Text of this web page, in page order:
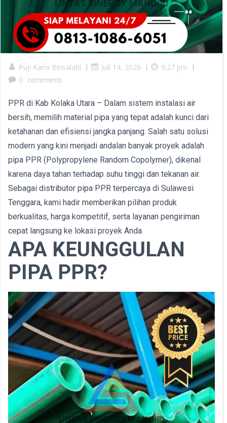
Puji Kami Birisalatil | Juli 14, 2026 | 9:27 pm
|
0
comments
PPR di Kab Kolaka Utara – Dalam sistem instalasi air
bersih, memilih material pipa yang tepat adalah kunci dari
ketahanan dan efisiensi jangka panjang. Salah satu solusi
modern yang kini menjadi andalan banyak proyek adalah
pipa PPR (Polypropylene Random Copolymer), dikenal
karena daya tahan terhadap suhu tinggi dan tekanan air.
Sebagai distributor pipa PPR terpercaya di Sulawesi
Tenggara, kami hadir memberikan pilihan produk
berkualitas, harga kompetitif, serta layanan pengiriman
cepat langsung ke lokasi proyek Anda.
APA KEUNGGULAN
PIPA PPR?